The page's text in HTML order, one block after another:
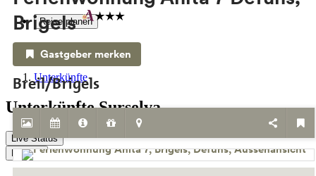
Reise planen
Service & Kontakt
Unterkünfte
Unterkünfte Surselva
Live Status
Buchen
Brigels
Gastgeber merken
Breil/Brigels